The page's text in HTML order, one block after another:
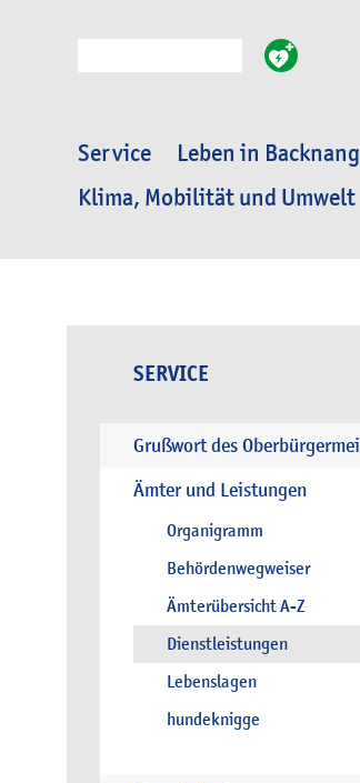
Service Leben in Backnang
Klima, Mobilität und Umwelt
SERVICE
Grußwort des
Ämter und Leistungen
Organigramm
Behördenwegweiser
Ämterübersicht A-Z
Dienstleistungen
Lebenslagen
hundeknigge